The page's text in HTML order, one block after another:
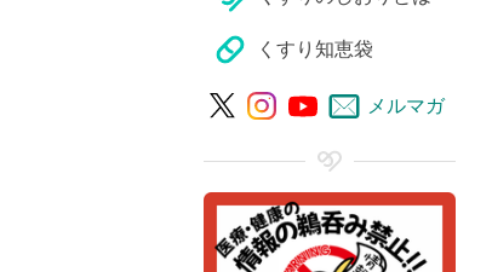
くすり知恵袋
メルマガ